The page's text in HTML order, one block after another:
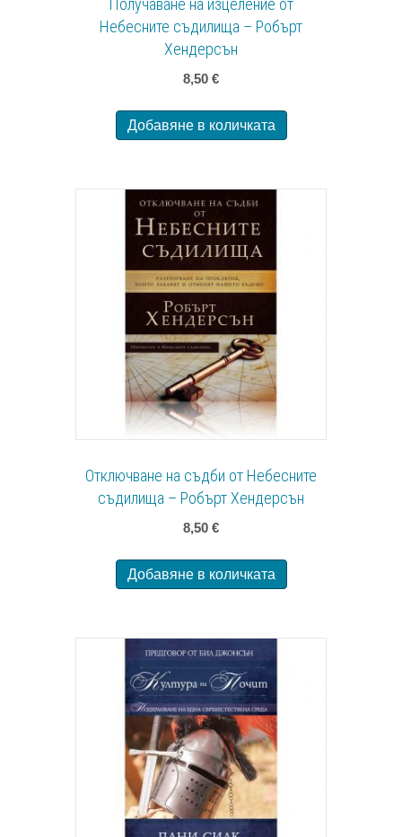
Получаване на изцеление от
Небесните съдилища – Робърт
Хендерсън
8,50 €
Добавяне в количката
Отключване на съдби от Небесните
съдилища – Робърт Хендерсън
8,50 €
Добавяне в количката